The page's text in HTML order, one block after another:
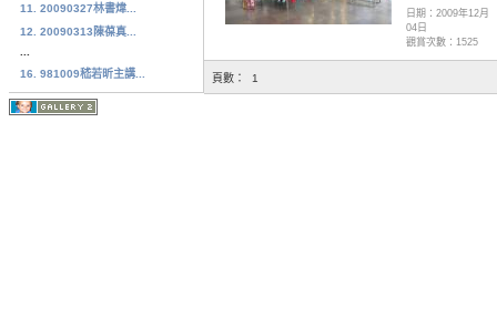
11. 20090327林書煒...
12. 20090313陳葆真...
16. 981009嵇若昕主講...
日期：2009年12月
04日
觀賞次數：1525
頁數： 1